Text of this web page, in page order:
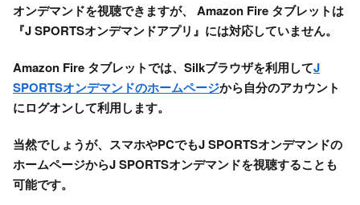
オンデマンドを視聴できますが、 Amazon Fire タブレットは
『J SPORTSオンデマンドアプリ』には対応していません。
Amazon Fire タブレットでは、Silkブラウザを利用してJ
SPORTSオンデマンドのホームページから自分のアカウント
にログオンして利用します。
当然でしょうが、スマホやPCでもJ SPORTSオンデマンドの
ホームページからJ SPORTSオンデマンドを視聴することも
可能です。